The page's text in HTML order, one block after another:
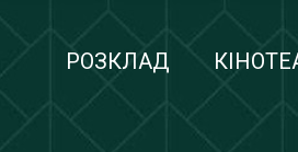
РОЗКЛАД